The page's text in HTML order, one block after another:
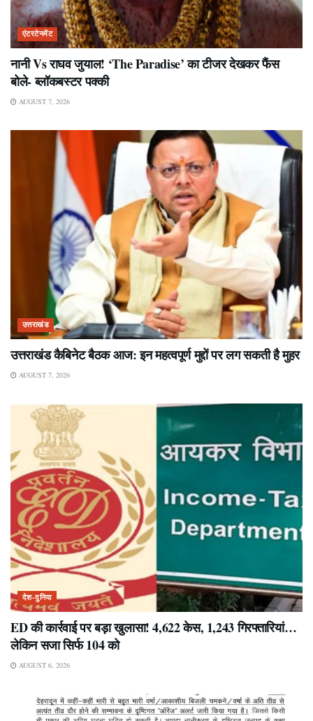
एंटरटेनमेंट
नानी Vs राघव जुयाल! ‘The Paradise’ का टीजर देखकर फैंस
बोले- ब्लॉकबस्टर पक्की
AUGUST 7, 2026
उत्तराखंड
उत्तराखंड कैबिनेट बैठक आज: इन महत्वपूर्ण मुद्दों पर लग सकती है मुहर
AUGUST 7, 2026
देश-दुनिया
ED की कार्रवाई पर बड़ा खुलासा! 4,622 केस, 1,243 गिरफ्तारियां…
लेकिन सजा सिर्फ 104 को
AUGUST 6, 2026